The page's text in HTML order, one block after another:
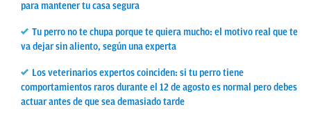
para mantener tu casa segura
Tu perro no te chupa porque te quiera mucho: el motivo real que te
va dejar sin aliento, según una experta
Los veterinarios expertos coinciden: si tu perro tiene
comportamientos raros durante el 12 de agosto es normal pero debes
actuar antes de que sea demasiado tarde